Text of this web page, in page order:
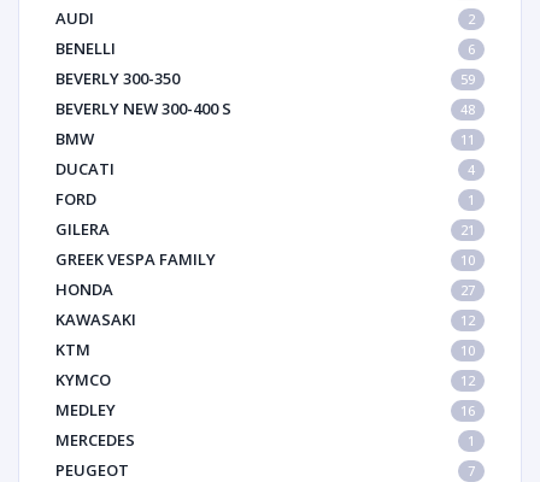
AUDI 2
BENELLI 6
BEVERLY 300-350 59
BEVERLY NEW 300-400 S 48
BMW 11
DUCATI 4
FORD 1
GILERA 21
GREEK VESPA FAMILY 10
HONDA 27
KAWASAKI 12
KTM 10
KYMCO 12
MEDLEY 16
MERCEDES 1
PEUGEOT 7